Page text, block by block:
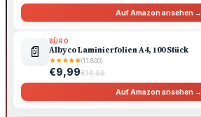
Auf Amazon ansehen →
📄
BÜRO
Albyco Laminierfolien A4, 100 Stück
★★★★★(11.800)
€9,99€14,99
Auf Amazon ansehen →